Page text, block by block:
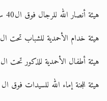
هيئة أنصار الله للرجال فوق ال40 سنة .
هيئة خدام الأحمدية للشباب تحت ال40 .
هيئة أطفال الأحمدية للذكور تحت ال15 سنة.
هيئة للجنة إماء الله للسيدات فوق ال 15 سنة.